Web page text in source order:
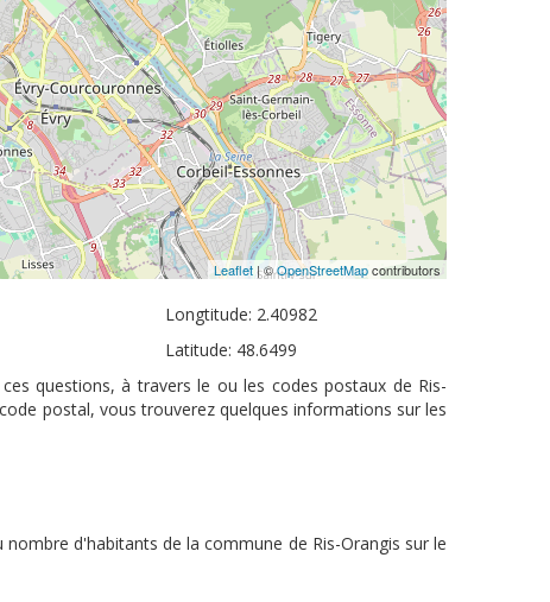
Leaflet| ©OpenStreetMapcontributors
Longtitude: 2.40982
Latitude: 48.6499
questions, à travers le ou les codes postaux de Ris-
postal, vous trouverez quelques informations sur les
d'habitants de la commune de Ris-Orangis sur le